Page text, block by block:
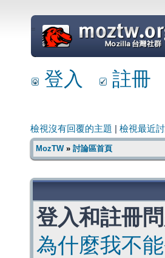
=
登入 註冊
檢視沒有回覆的主題 檢視最近
MozTW» 討論區首頁
登入和註冊
為什麼我不